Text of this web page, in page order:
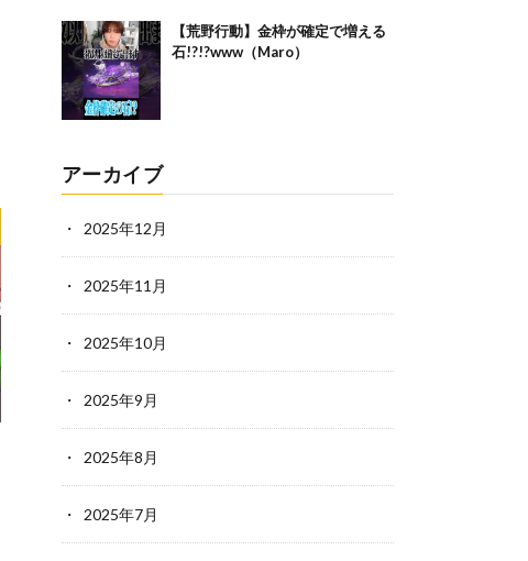
【荒野行動】金枠が確定で増える
石!?!?www（Maro）
アーカイブ
2025年12月
2025年11月
2025年10月
2025年9月
2025年8月
2025年7月